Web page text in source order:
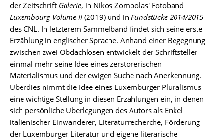
der Zeitschrift Galerie, in Nikos Zompolas' Fotoband
Luxembourg Volume II (2019) und in Fundstücke 2014/2015
des CNL. In letzterem Sammelband findet sich seine erste
Erzählung in englischer Sprache. Anhand einer Begegnung
zwischen zwei Obdachlosen entwickelt der Schriftsteller
einmal mehr seine Idee eines zerstörerischen
Materialismus und der ewigen Suche nach Anerkennung.
Überdies nimmt die Idee eines Luxemburger Pluralismus
eine wichtige Stellung in diesen Erzählungen ein, in denen
sich persönliche Überlegungen des Autors als Enkel
italienischer Einwanderer, Literaturrecherche, Förderung
der Luxemburger Literatur und eigene literarische